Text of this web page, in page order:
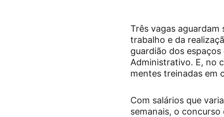
Três vagas
trabalho e da
guardião dos
Administrativo. E, no
mentes treinadas em
Com salários que
semanais, o concurso